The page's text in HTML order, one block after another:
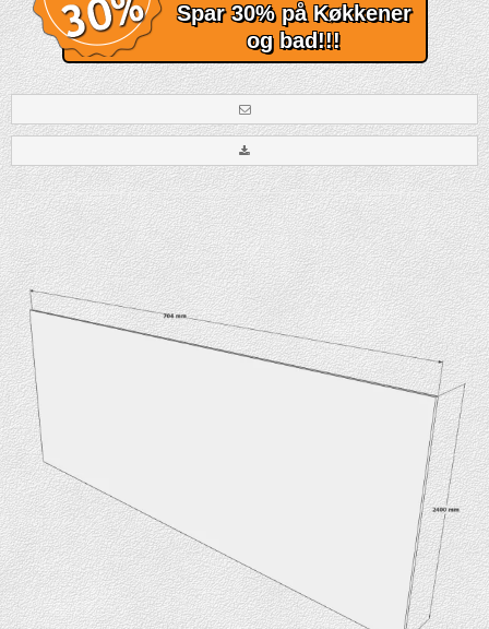
Spar 30% på Køkkener
og bad!!!